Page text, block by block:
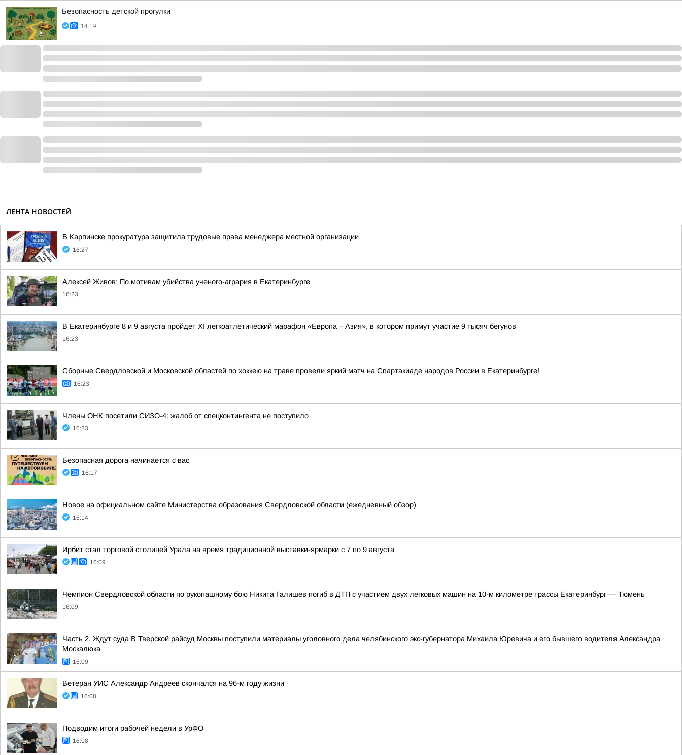
Безопасность детской прогулки
14:19
ЛЕНТА НОВОСТЕЙ
В Карпинске прокуратура защитила трудовые права менеджера местной организации
16:27
Алексей Живов: По мотивам убийства ученого-агрария в Екатеринбурге
16:23
В Екатеринбурге 8 и 9 августа пройдет XI легкоатлетический марафон «Европа – Азия», в котором примут участие 9 тысяч бегунов
16:23
Сборные Свердловской и Московской областей по хоккею на траве провели яркий матч на Спартакиаде народов России в Екатеринбурге!
16:23
Члены ОНК посетили СИЗО-4: жалоб от спецконтингента не поступило
16:23
Безопасная дорога начинается с вас
16:17
Новое на официальном сайте Министерства образования Свердловской области (ежедневный обзор)
16:14
Ирбит стал торговой столицей Урала на время традиционной выставки-ярмарки с 7 по 9 августа
16:09
Чемпион Свердловской области по рукопашному бою Никита Галишев погиб в ДТП с участием двух легковых машин на 10-м километре трассы Екатеринбург — Тюмень
16:09
Часть 2. Ждут суда В Тверской райсуд Москвы поступили материалы уголовного дела челябинского экс-губернатора Михаила Юревича и его бывшего водителя Александра
Москалюка
16:09
Ветеран УИС Александр Андреев скончался на 96-м году жизни
16:08
Подводим итоги рабочей недели в УрФО
16:08